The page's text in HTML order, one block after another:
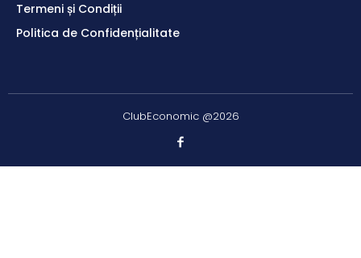
Termeni și Condiții
Politica de Confidențialitate
ClubEconomic @2026